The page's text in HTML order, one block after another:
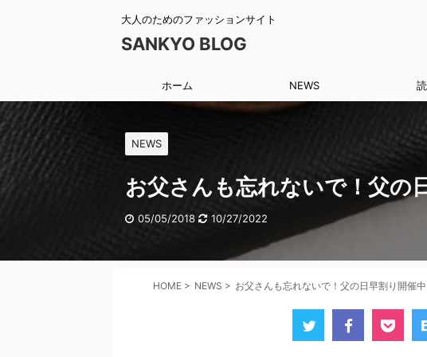
大人のためのファッションサイト
SANKYO BLOG
ホーム NEWS
NEWS
お父さんも忘れないで！父の
05/05/2018 10/27/2022
HOME > NEWS > お父さんも忘れないで！父の日早割り開催中